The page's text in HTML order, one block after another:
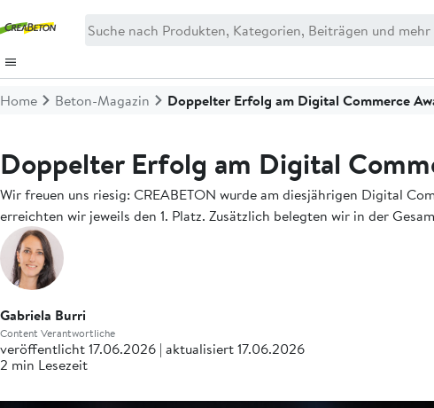
Home Beton-Magazin Doppelter Erfolg am Digital Commerce
Doppelter Erfolg am Digital
Wir freuen uns riesig: CREABETON wurde am diesjährigen Digital
erreichten wir jeweils den 1. Platz. Zusätzlich belegten wir in der
Gabriela Burri
Content Verantwortliche
veröffentlicht 17.06.2026 | aktualisiert 17.06.2026
2 min Lesezeit